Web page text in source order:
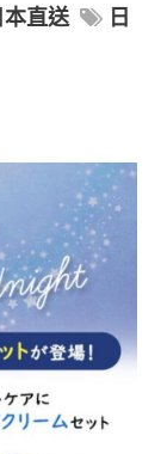
本直送
日